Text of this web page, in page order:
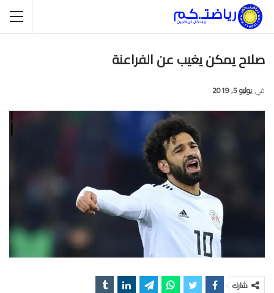
صلاح يمكن يغيب عن الفراعنة
في يوليو 5, 2019
شارك